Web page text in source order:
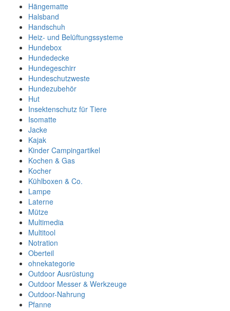
Hängematte
Halsband
Handschuh
Heiz- und Belüftungssysteme
Hundebox
Hundedecke
Hundegeschirr
Hundeschutzweste
Hundezubehör
Hut
Insektenschutz für Tiere
Isomatte
Jacke
Kajak
Kinder Campingartikel
Kochen & Gas
Kocher
Kühlboxen & Co.
Lampe
Laterne
Mütze
Multimedia
Multitool
Notration
Oberteil
ohnekategorie
Outdoor Ausrüstung
Outdoor Messer & Werkzeuge
Outdoor-Nahrung
Pfanne